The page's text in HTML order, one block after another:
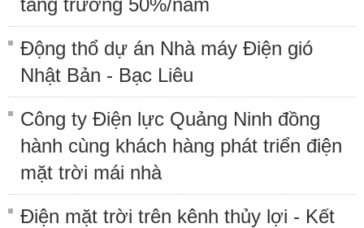
Động thổ dự án Nhà máy Điện gió
Nhật Bản - Bạc Liêu
Công ty Điện lực Quảng Ninh đồng
hành cùng khách hàng phát triển điện
mặt trời mái nhà
Điện mặt trời trên kênh thủy lợi - Kết